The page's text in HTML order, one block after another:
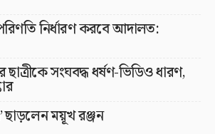
নির্ধারণ করবে আদালত:
সংঘবদ্ধ ধর্ষণ-ভিডিও ধারণ,
ছাড়লেন ময়ূখ রঞ্জন